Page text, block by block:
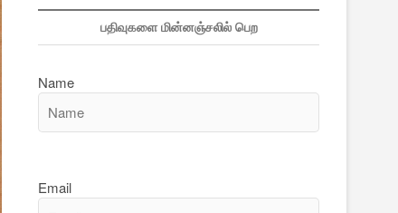
பதிவுகளை மின்னஞ்சலில் பெற
Name
Email